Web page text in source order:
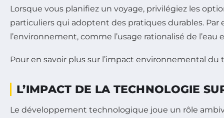
Lorsque vous planifiez un voyage, privilégiez les
particuliers qui adoptent des pratiques durables.
l’environnement, comme l’usage rationalisé de l’eau
Pour en savoir plus sur l’impact environnemental du
L’IMPACT DE LA TECHNOLOGIE
Le développement technologique joue un rôle